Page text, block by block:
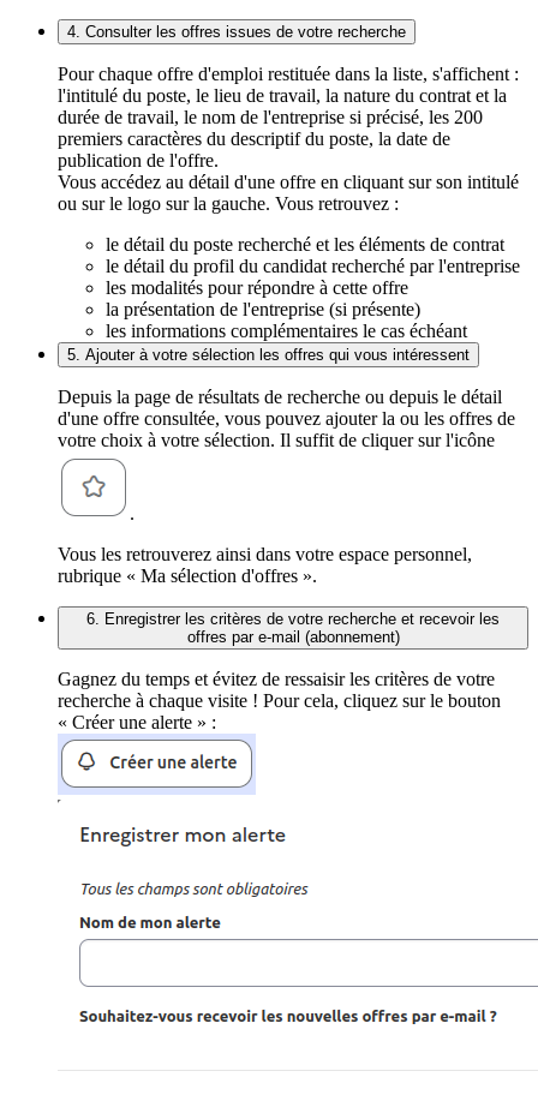
4. Consulter les offres issues de votre recherche
Pour chaque offre d'emploi restituée dans la liste, s'affichent :
l'intitulé du poste, le lieu de travail, la nature du contrat et la
durée de travail, le nom de l'entreprise si précisé, les 200
premiers caractères du descriptif du poste, la date de
publication de l'offre.
Vous accédez au détail d'une offre en cliquant sur son intitulé
ou sur le logo sur la gauche. Vous retrouvez :
le détail du poste recherché et les éléments de contrat
le détail du profil du candidat recherché par l'entreprise
les modalités pour répondre à cette offre
la présentation de l'entreprise (si présente)
les informations complémentaires le cas échéant
5. Ajouter à votre sélection les offres qui vous intéressent
Depuis la page de résultats de recherche ou depuis le détail
d'une offre consultée, vous pouvez ajouter la ou les offres de
votre choix à votre sélection. Il suffit de cliquer sur l'icône
.
Vous les retrouverez ainsi dans votre espace personnel,
rubrique « Ma sélection d'offres ».
6. Enregistrer les critères de votre recherche et recevoir les
offres par e-mail (abonnement)
Gagnez du temps et évitez de ressaisir les critères de votre
recherche à chaque visite ! Pour cela, cliquez sur le bouton
« Créer une alerte » :